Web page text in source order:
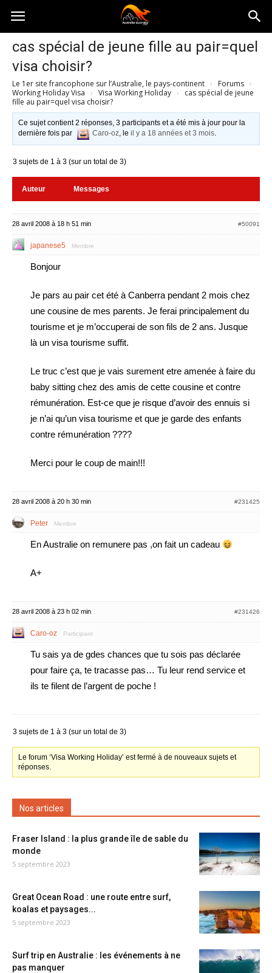
Australia-
australie.com
cas spécial de jeune fille au pair=quel
visa choisir?
Le 1er site francophone sur l’Australie, le pays-continent › Forums ›
Working Holiday Visa › Visa Working Holiday ›
cas spécial de jeune
fille au pair=quel visa choisir?
Ce sujet contient 2 réponses, 3 participants et a été mis à jour pour la
dernière fois par
Caro-oz, leil y a 18 années et 3 mois.
3 sujets de 1 à 3 (sur un total de 3)
Auteur Messages
28 avril 2008 à 18 h 51 min #50091
japanese5 Membre
Bonjour
Je pars au pair cet été à Canberra pendant 2 mois chez
une cousine de mes parents. Je ferai principalement du
tourisme et je m’occuperai de son fils de 2 ans. Jusque
là un visa tourisme suffit.
Le truc c’est que je vais surement etre amenée à faire du
baby sitting chez des amis de cette cousine et contre
rémunération. Est-ce que je risque d’avoir des ennuis si
je n’ai qu’un visa tourisme et que je garde des enfants
contre rémunération ????
Merci pour le coup de main!!!
28 avril 2008 à 20 h 30 min #231425
Peter Membre
En Australie on remunere pas ,on fait un cadeau
A+
28 avril 2008 à 23 h 02 min #231426
Caro-oz Participant
Tu sais ya de gdes chances que tu sois pas déclarée
pour faire ça, te tracasse pas… Tu leur rend service et
ils te filent de l’argent de poche !
3 sujets de 1 à 3 (sur un total de 3)
Le forum ‘Visa Working Holiday’ est fermé à de nouveaux sujets et
réponses.
Nos articles
Fraser Island : la plus grande île de sable du
monde
5 septembre 2023
Great Ocean Road : une route entre surf,
koalas et paysages...
5 septembre 2023
Surf trip en Australie : les événements à ne
pas manquer